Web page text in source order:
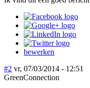
bewerken
#2 vr, 07/03/2014 - 12:51
GreenConnection